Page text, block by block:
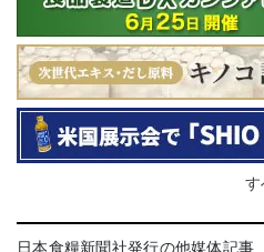
す
日本食糧新聞社発行の他媒体記事